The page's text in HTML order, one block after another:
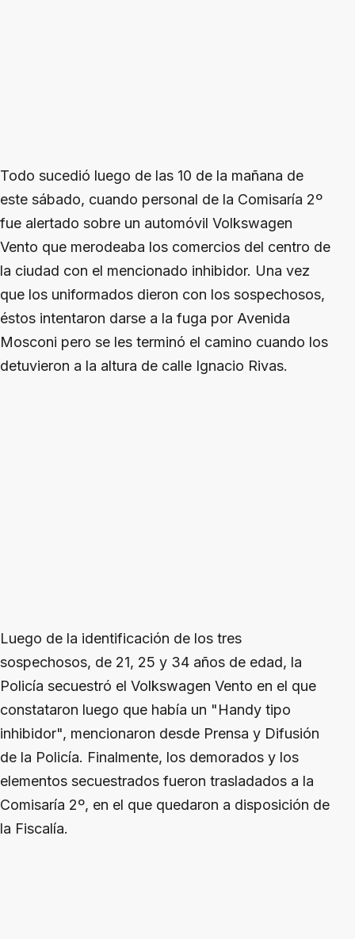
Todo sucedió luego de las 10 de la mañana de
este sábado, cuando personal de la Comisaría 2º
fue alertado sobre un automóvil Volkswagen
Vento que merodeaba los comercios del centro de
la ciudad con el mencionado inhibidor. Una vez
que los uniformados dieron con los sospechosos,
éstos intentaron darse a la fuga por Avenida
Mosconi pero se les terminó el camino cuando los
detuvieron a la altura de calle Ignacio Rivas.
Luego de la identificación de los tres
sospechosos, de 21, 25 y 34 años de edad, la
Policía secuestró el Volkswagen Vento en el que
constataron luego que había un "Handy tipo
inhibidor", mencionaron desde Prensa y Difusión
de la Policía. Finalmente, los demorados y los
elementos secuestrados fueron trasladados a la
Comisaría 2º, en el que quedaron a disposición de
la Fiscalía.